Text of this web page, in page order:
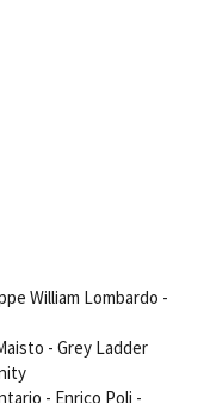
William Lombardo -
- Grey Ladder
- Enrico Poli -